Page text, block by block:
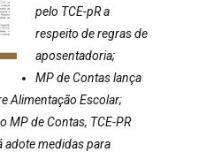
pelo TCE-pR a
respeito de regras de
aposentadoria;
MP de Contas lança
Alimentação Escolar;
MP de Contas, TCE-PR
adote medidas para